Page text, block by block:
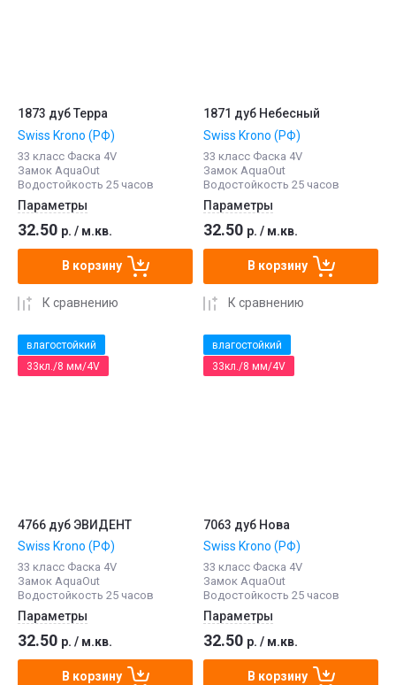
1873 дуб Терра
Swiss Krono (РФ)
33 класс Фаска 4V
Замок AquaOut
Водостойкость 25 часов
Параметры
32.50 р. / м.кв.
В корзину
К сравнению
1871 дуб Небесный
Swiss Krono (РФ)
33 класс Фаска 4V
Замок AquaOut
Водостойкость 25 часов
Параметры
32.50 р. / м.кв.
В корзину
К сравнению
влагостойкий
33кл./8 мм/4V
4766 дуб ЭВИДЕНТ
Swiss Krono (РФ)
33 класс Фаска 4V
Замок AquaOut
Водостойкость 25 часов
Параметры
32.50 р. / м.кв.
В корзину
влагостойкий
33кл./8 мм/4V
7063 дуб Нова
Swiss Krono (РФ)
33 класс Фаска 4V
Замок AquaOut
Водостойкость 25 часов
Параметры
32.50 р. / м.кв.
В корзину